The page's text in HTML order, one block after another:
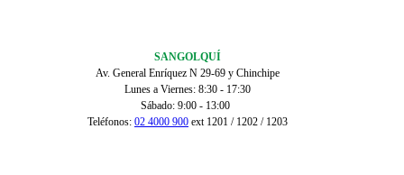
SANGOLQUÍ
Av. General Enríquez N 29-69 y Chinchipe
Lunes a Viernes: 8:30 - 17:30
Sábado: 9:00 - 13:00
Teléfonos: 02 4000 900 ext 1201 / 1202 / 1203